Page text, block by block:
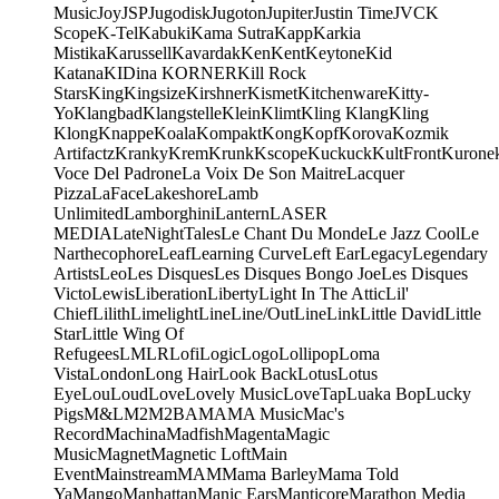
MusicJoyJSPJugodiskJugotonJupiterJustin TimeJVCK
ScopeK-TelKabukiKama SutraKappKarkia
MistikaKarussellKavardakKenKentKeytoneKid
KatanaKIDina KORNERKill Rock
StarsKingKingsizeKirshnerKismetKitchenwareKitty-
YoKlangbadKlangstelleKleinKlimtKling KlangKling
KlongKnappeKoalaKompaktKongKopfKorovaKozmik
ArtifactzKrankyKremKrunkKscopeKuckuckKultFront
Voce Del PadroneLa Voix De Son MaitreLacquer
PizzaLaFaceLakeshoreLamb
UnlimitedLamborghiniLanternLASER
MEDIALateNightTalesLe Chant Du MondeLe Jazz CoolLe
NarthecophoreLeafLearning CurveLeft EarLegacyLegendary
ArtistsLeoLes DisquesLes Disques Bongo JoeLes Disques
VictoLewisLiberationLibertyLight In The AtticLil'
ChiefLilithLimelightLineLine/OutLineLinkLittle DavidLittle
StarLittle Wing Of
RefugeesLMLRLofiLogicLogoLollipopLoma
VistaLondonLong HairLook BackLotusLotus
EyeLouLoudLoveLovely MusicLoveTapLuaka BopLucky
PigsM&LM2M2BAMAMA MusicMac's
RecordMachinaMadfishMagentaMagic
MusicMagnetMagnetic LoftMain
EventMainstreamMAMMama BarleyMama Told
YaMangoManhattanManic EarsManticoreMarathon Media